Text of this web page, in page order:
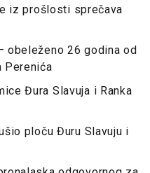
iz prošlosti sprečava
obeleženo 26 godina od
Perenića
Đura Slavuja i Ranka
ploču Đuru Slavuju i